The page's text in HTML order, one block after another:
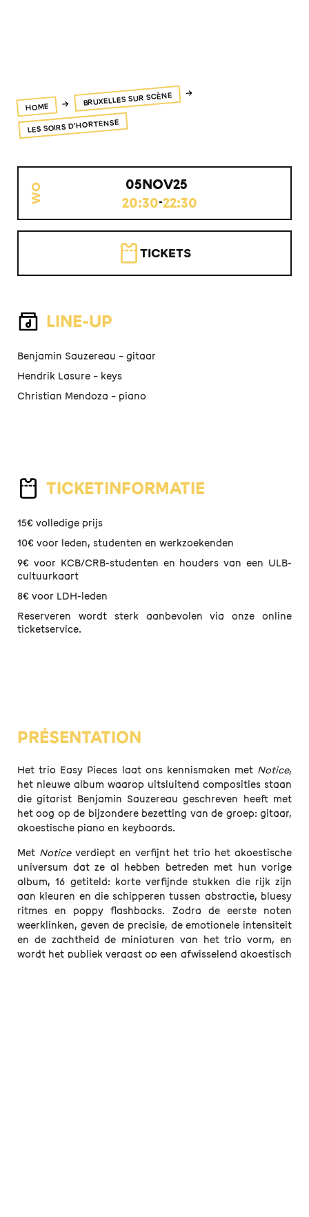
HOME BRUXELLES SUR SCÈNE
LES SOIRS D'HORTENSE
PRÉSENTATION
Het trio Easy Pieces laat ons kennismaken met Notice,
het nieuwe album waarop uitsluitend composities staan
die gitarist Benjamin Sauzereau geschreven heeft met
het oog op de bijzondere bezetting van de groep: gitaar,
akoestische piano en keyboards.
Met Notice verdiept en verfijnt het trio het akoestische
universum dat ze al hebben betreden met hun vorige
album, 16 getiteld: korte verfijnde stukken die rijk zijn
aan kleuren en die schipperen tussen abstractie, bluesy
ritmes en poppy flashbacks. Zodra de eerste noten
weerklinken, geven de precisie, de emotionele intensiteit
en de zachtheid de miniaturen van het trio vorm, en
wordt het publiek vergast op een afwisselend akoestisch
WO 05NOV25
20:30-22:30
TICKETS
LINE-UP
Benjamin Sauzereau – gitaar
Hendrik Lasure – keys
Christian Mendoza – piano
TICKETINFORMATIE
15€ volledige prijs
10€ voor leden, studenten en werkzoekenden
9€ voor KCB/CRB-studenten en houders van een ULB-
cultuurkaart
8€ voor LDH-leden
Reserveren wordt sterk aanbevolen via onze online
ticketservice.